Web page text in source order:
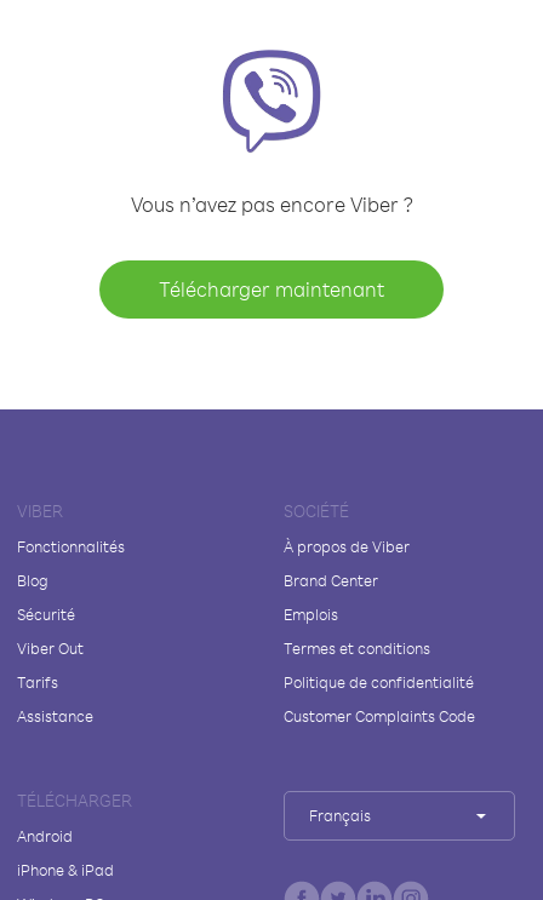
Vous n’avez pas encore Viber ?
Télécharger maintenant
VIBER
Fonctionnalités
Blog
Sécurité
Viber Out
Tarifs
Assistance
SOCIÉTÉ
À propos de Viber
Brand Center
Emplois
Termes et conditions
Politique de confidentialité
Customer Complaints Code
TÉLÉCHARGER
Android
iPhone & iPad
Français